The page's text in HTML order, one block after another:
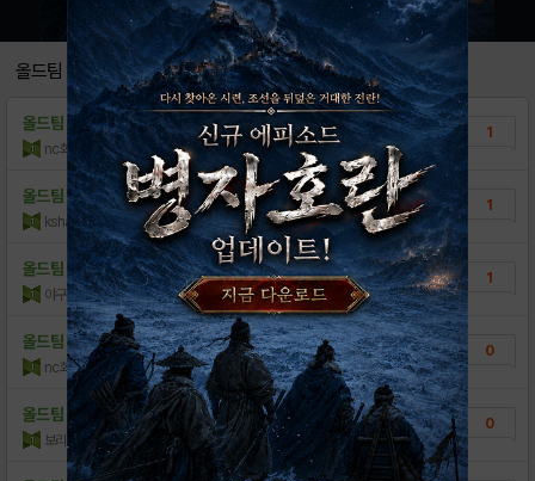
[정보] 가명선수들, 실제로는 누구?
[정보] 팀별 세트덱 정보 by ..
[정보] 구단별 레전,플레 현황 b..
[정보] 포지션, 연도별 고급 선수 현황 .. 22
[정보] 시즌2 업적 단계별 보상 by ..
올드팀 업데이트카드
올드팀 업데이트카드 해태 문상현 레전
nc화이팅 조회수:1,120 | 14.08.09
1
올드팀 업데이트카드 클럽대항 보상오류
kshark 조회수:395 | 14.07.25
1
올드팀 업데이트카드 주자 1.3루 도루시도~
야구하는공이 조회수:442 | 14.07.23
1
올드팀 업데이트카드 이벤트배틀 오류
nc화이팅 조회수:396 | 14.06.21
0
올드팀 업데이트카드 게이.버그네요.달감독 라인업 확인 후 앞으로
가..
보리문뎅 조회수:263 | 14.06.16
0